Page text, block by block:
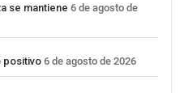
se mantiene 6 de agosto de
positivo 6 de agosto de 2026